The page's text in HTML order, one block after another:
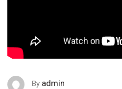
By admin